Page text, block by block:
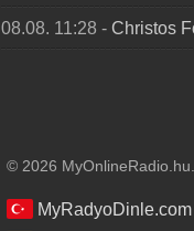
08.08. 11:28 - Christos
© 2026
MyRadyoDinle.com